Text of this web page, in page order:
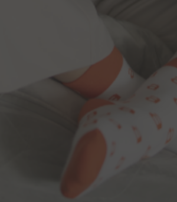
Kontakt
IR@allegro.eu